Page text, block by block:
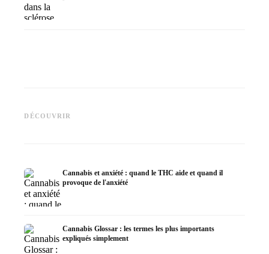
DÉCOUVRIR
Epidiolex et l'état actuel de la
recherche
Cannabis et anxiété : quand le THC aide et quand il
provoque de l'anxiété
Cannabis Glossar : les termes les plus importants
expliqués simplement